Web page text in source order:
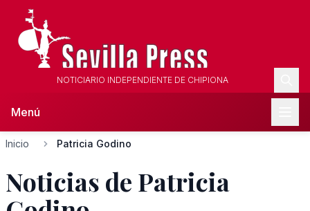
NOTICIARIO INDEPENDIENTE DE CHIPIONA
Menú
Inicio Patricia Godino
Noticias de Patricia